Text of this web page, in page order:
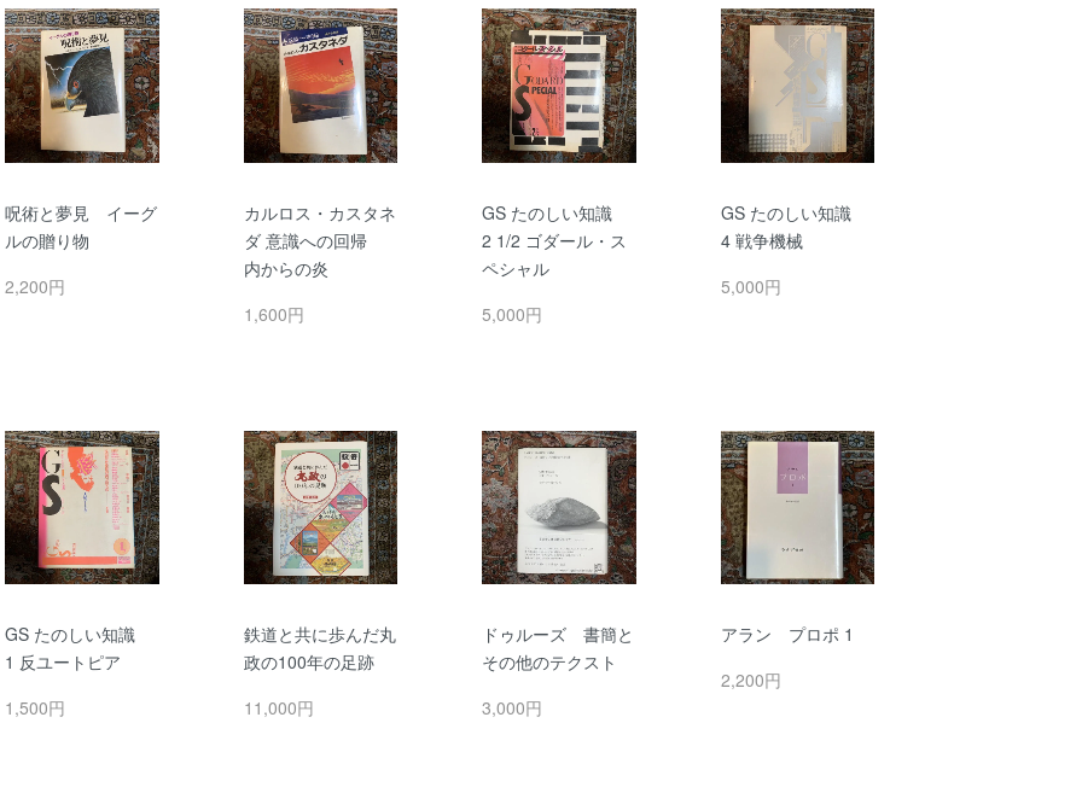
呪術と夢見 イーグ
ルの贈り物
2,200円
カルロス・カスタネ
ダ 意識への回帰
内からの炎
1,600円
GS たのしい知識
2 1/2 ゴダール・ス
ペシャル
5,000円
GS たのしい知識
4 戦争機械
5,000円
GS たのしい知識
1 反ユートピア
1,500円
鉄道と共に歩んだ丸
政の100年の足跡
11,000円
ドゥルーズ 書簡と
その他のテクスト
3,000円
アラン プロポ 1
2,200円